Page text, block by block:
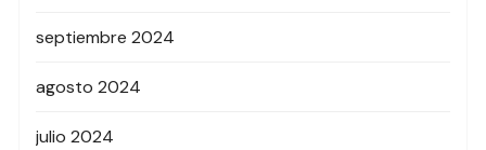
septiembre 2024
agosto 2024
julio 2024